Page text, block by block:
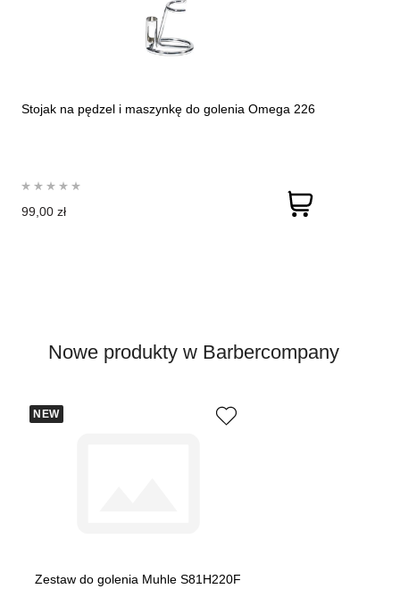
Stojak na pędzel i maszynkę do golenia Omega 226
99,00 zł
Nowe produkty w Barbercompany
NEW
Zestaw do golenia Muhle S81H220F